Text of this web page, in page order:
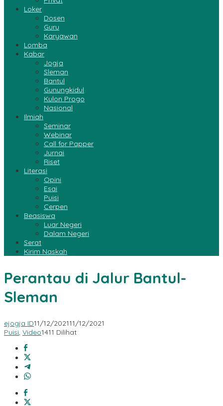
Loker
Dosen
Guru
Karyawan
Lomba
Kabar
Jogja
Sleman
Bantul
Gunungkidul
Kulon Progo
Nasional
Ilmiah
Seminar
Webinar
Call for Papper
Jurnai
Riset
Literasi
Opini
Esai
Puisi
Cerpen
Beasiswa
Luar Negeri
Dalam Negeri
Serat
Kirim Naskah
Perantau di Jalur Bantul-
Sleman
ejogja ID11/12/202111/12/2021
Puisi, Video1411 Dilihat